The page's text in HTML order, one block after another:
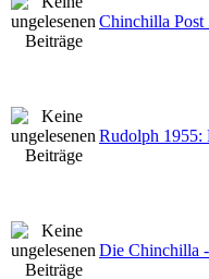
Chinchilla Post
Rudolph 1955:
Die Chinchilla